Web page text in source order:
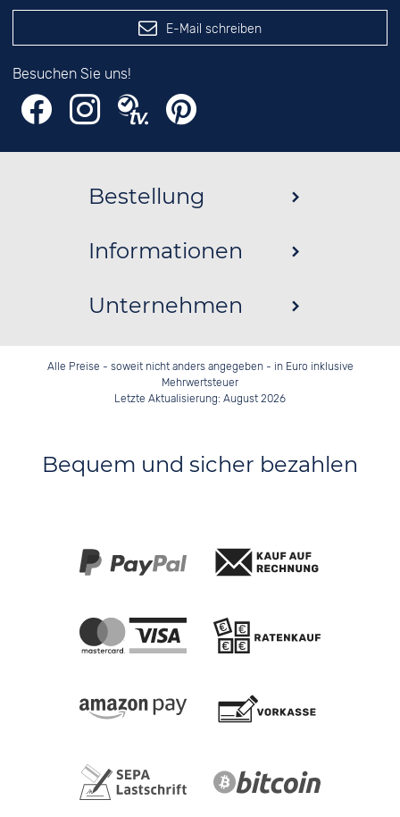
E-Mail schreiben
Besuchen Sie uns!
Bestellung
Informationen
Unternehmen
Alle Preise - soweit nicht anders angegeben - in Euro inklusive
Mehrwertsteuer
Letzte Aktualisierung: August 2026
Bequem und sicher bezahlen